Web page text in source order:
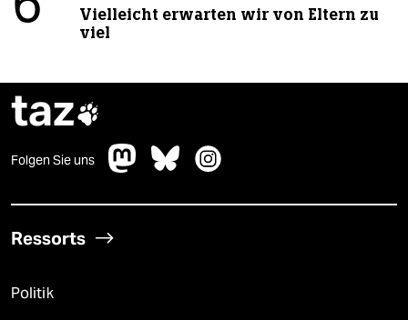
Vielleicht erwarten wir von Eltern zu
viel
taz
Folgen Sie uns
Ressorts
Politik